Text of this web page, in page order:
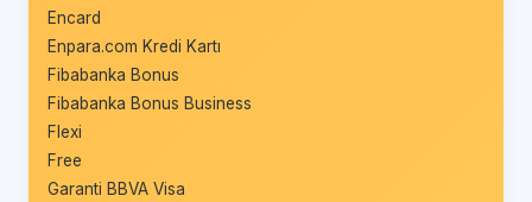
Encard
Enpara.com Kredi Kartı
Fibabanka Bonus
Fibabanka Bonus Business
Flexi
Free
Garanti BBVA Visa